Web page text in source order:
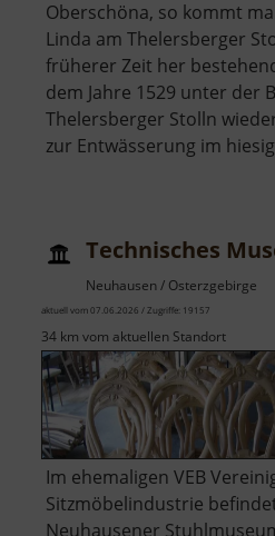
Oberschöna, so kommt
Linda am Thelersberger
früherer Zeit her
dem Jahre 1529 unter der
Thelersberger Stolln
zur Entwässerung im
Technisches
Neuhausen / Osterzgebirge
aktuell vom 07.06.2026 / Zugriffe: 19157
34 km vom aktuellen Standort
Im ehemaligen VEB
Sitzmöbelindustrie
Neuhausener